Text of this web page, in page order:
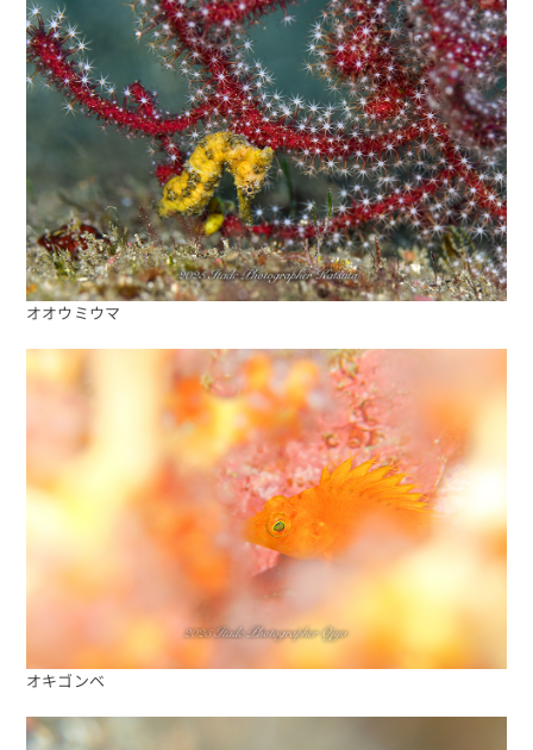
オオウミウマ
オキゴンベ
海況をチェック 海日記を見る